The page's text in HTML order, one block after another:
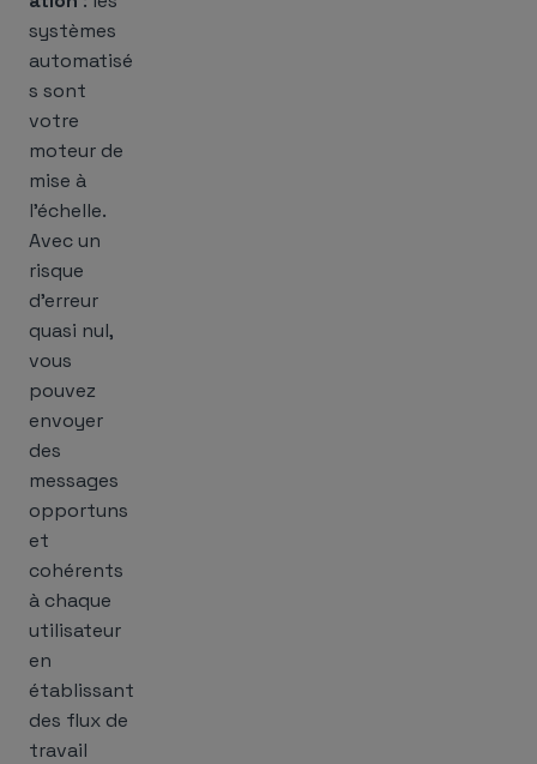
systèmes
automatisé
s sont
votre
moteur de
mise à
l’échelle.
Avec un
risque
d’erreur
quasi nul,
vous
pouvez
envoyer
des
messages
opportuns
et
cohérents
à chaque
utilisateur
en
établissant
des flux de
travail